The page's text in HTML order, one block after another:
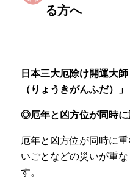
る方へ
日本三大厄除け開運大
（りょうきがんふだ）」
◎厄年と凶方位が同時に
厄年と凶方位が同時に
いごとなどの災いが重
す。